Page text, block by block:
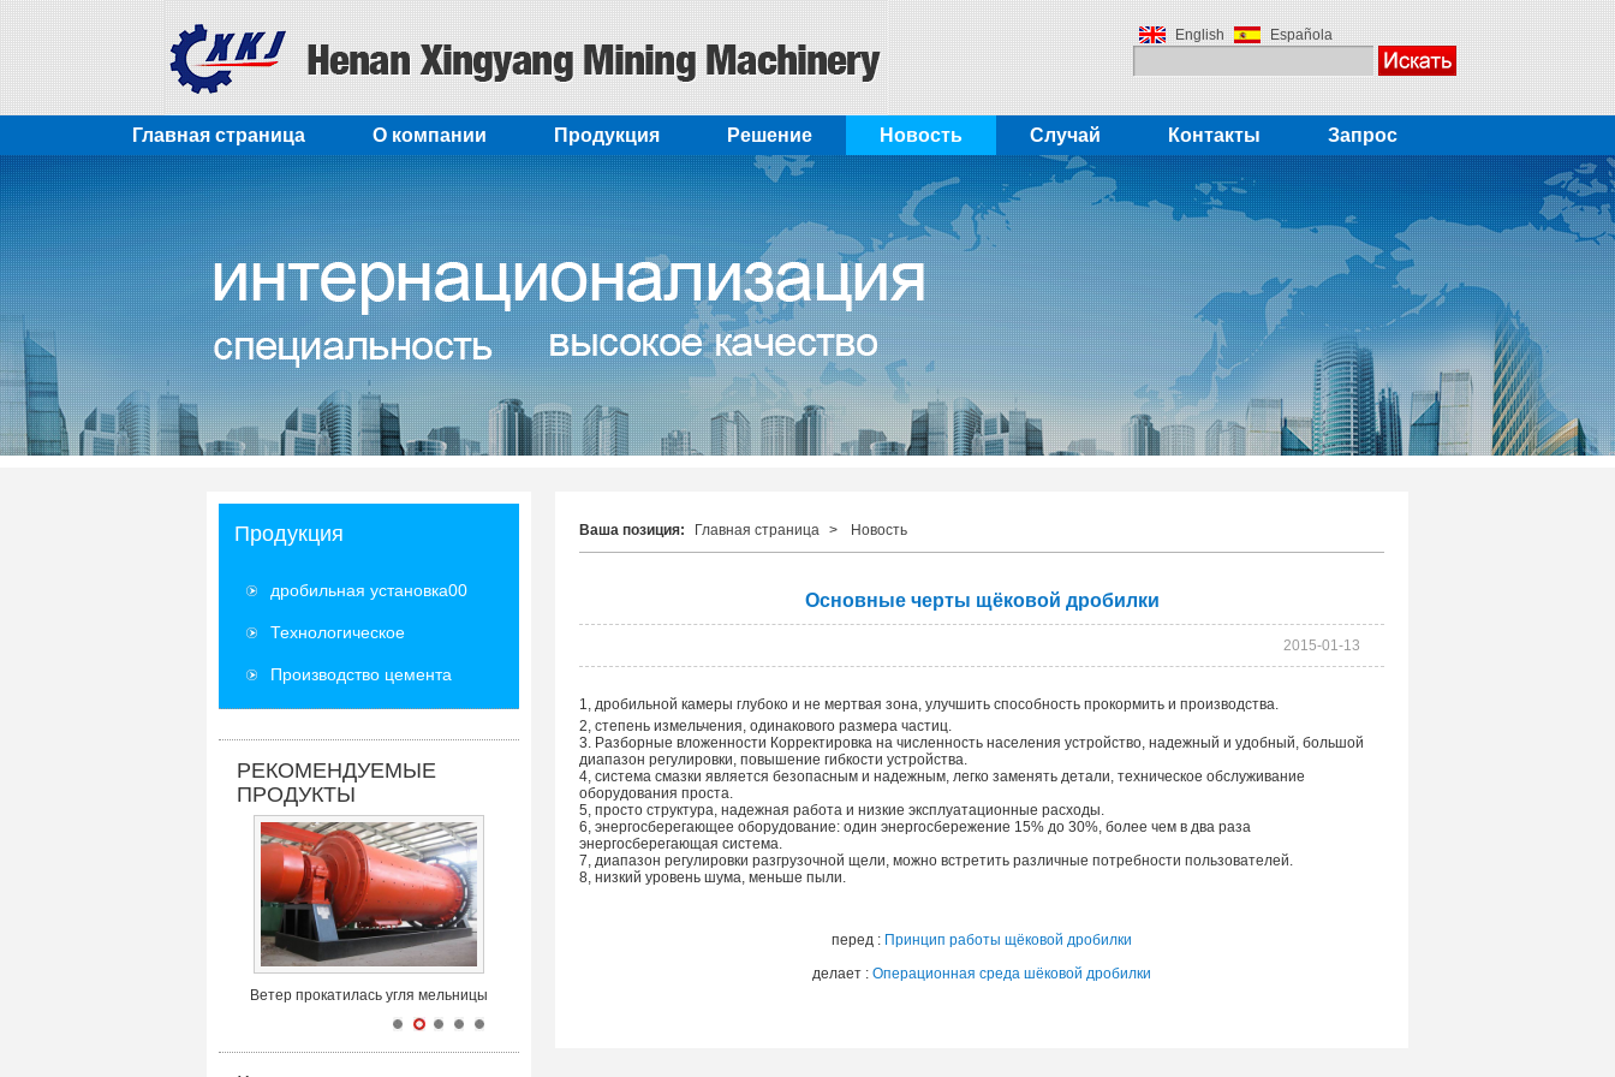
English Española
Главная страница О компании Продукция Pешение Новость Cлучай Контакты Запрос
Продукция
дробильная установка00
Технологическое
оборудование
Производство цемента
РЕКОМЕНДУЕМЫЕ
ПРОДУКТЫ
Ветер прокатилась угля мельницы
Ваша позиция: Главная страница > Новость
Основные черты щёковой дробилки
2015-01-13
1, дробильной камеры глубоко и не мертвая зона, улучшить способность прокормить и производства.
2, степень измельчения, одинакового размера частиц.
3. Разборные вложенности Корректировка на численность населения устройство, надежный и удобный, большой
диапазон регулировки, повышение гибкости устройства.
4, система смазки является безопасным и надежным, легко заменять детали, техническое обслуживание
оборудования проста.
5, просто структура, надежная работа и низкие эксплуатационные расходы.
6, энергосберегающее оборудование: один энергосбережение 15% до 30%, более чем в два раза
энергосберегающая система.
7, диапазон регулировки разгрузочной щели, можно встретить различные потребности пользователей.
8, низкий уровень шума, меньше пыли.
перед : Принцип работы щёковой дробилки
делает : Операционная среда шёковой дробилки